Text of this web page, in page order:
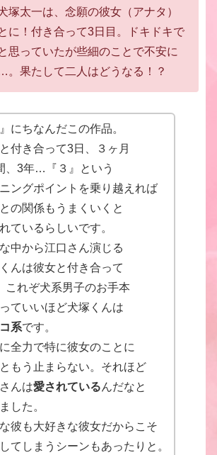
塚太一は、念願の彼女（アナタ）
に！ 付き合って3日目。ドキドキで
思っていたが些細のことで不安に
。 果たして二人はどうなる！？
』にちなんだこの作品。
付き合って3日、３ヶ月
、3年…『３』という
ングポイントを乗り越えれば
の関係もうまくいくと
ているらしいです。
中から江口さん演じる
んは彼女と付き合って
これぞ犬系男子のお手本
ていいほど犬塚くんは
系です。
全力で特に彼女のことに
もう止まらない。それほど
んは愛されているんだなと
した。
彼も大好きな彼女だからこそ
てしまうシーンもあったりと。